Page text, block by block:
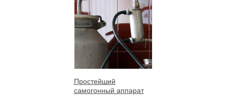
Простейший
самогонный аппарат